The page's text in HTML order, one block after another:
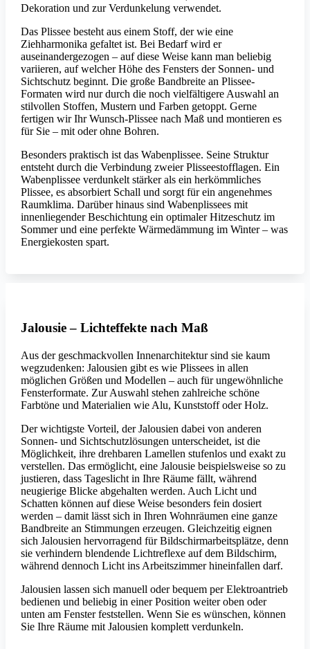
Dekoration und zur Verdunkelung verwendet.
Das Plissee besteht aus einem Stoff, der wie eine
Ziehharmonika gefaltet ist. Bei Bedarf wird er
auseinandergezogen – auf diese Weise kann man beliebig
variieren, auf welcher Höhe des Fensters der Sonnen- und
Sichtschutz beginnt. Die große Bandbreite an Plissee-
Formaten wird nur durch die noch vielfältigere Auswahl an
stilvollen Stoffen, Mustern und Farben getoppt. Gerne
fertigen wir Ihr Wunsch-Plissee nach Maß und montieren es
für Sie – mit oder ohne Bohren.
Besonders praktisch ist das Wabenplissee. Seine Struktur
entsteht durch die Verbindung zweier Plisseestofflagen. Ein
Wabenplissee verdunkelt stärker als ein herkömmliches
Plissee, es absorbiert Schall und sorgt für ein angenehmes
Raumklima. Darüber hinaus sind Wabenplissees mit
innenliegender Beschichtung ein optimaler Hitzeschutz im
Sommer und eine perfekte Wärmedämmung im Winter – was
Energiekosten spart.
Jalousie – Lichteffekte nach Maß
Aus der geschmackvollen Innenarchitektur sind sie kaum
wegzudenken: Jalousien gibt es wie Plissees in allen
möglichen Größen und Modellen – auch für ungewöhnliche
Fensterformate. Zur Auswahl stehen zahlreiche schöne
Farbtöne und Materialien wie Alu, Kunststoff oder Holz.
Der wichtigste Vorteil, der Jalousien dabei von anderen
Sonnen- und Sichtschutzlösungen unterscheidet, ist die
Möglichkeit, ihre drehbaren Lamellen stufenlos und exakt zu
verstellen. Das ermöglicht, eine Jalousie beispielsweise so zu
justieren, dass Tageslicht in Ihre Räume fällt, während
neugierige Blicke abgehalten werden. Auch Licht und
Schatten können auf diese Weise besonders fein dosiert
werden – damit lässt sich in Ihren Wohnräumen eine ganze
Bandbreite an Stimmungen erzeugen. Gleichzeitig eignen
sich Jalousien hervorragend für Bildschirmarbeitsplätze, denn
sie verhindern blendende Lichtreflexe auf dem Bildschirm,
während dennoch Licht ins Arbeitszimmer hineinfallen darf.
Jalousien lassen sich manuell oder bequem per Elektroantrieb
bedienen und beliebig in einer Position weiter oben oder
unten am Fenster feststellen. Wenn Sie es wünschen, können
Sie Ihre Räume mit Jalousien komplett verdunkeln.